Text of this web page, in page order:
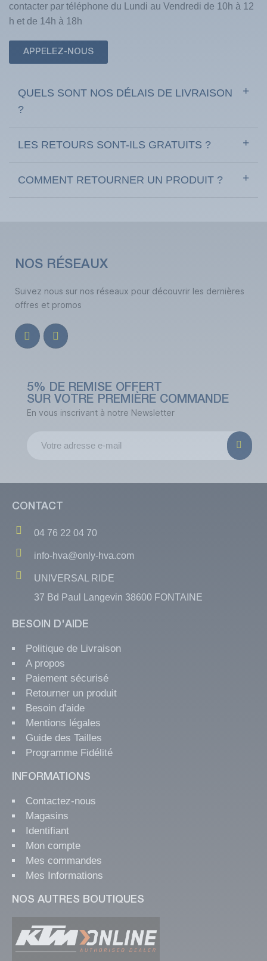
contacter par téléphone du Lundi au Vendredi de 10h à 12
h et de 14h à 18h
APPELEZ-NOUS
QUELS SONT NOS DÉLAIS DE LIVRAISON
?
LES RETOURS SONT-ILS GRATUITS ?
COMMENT RETOURNER UN PRODUIT ?
NOS RÉSEAUX
Suivez nous sur nos réseaux pour découvrir les dernières
offres et promos
5% DE REMISE OFFERT
SUR VOTRE PREMIÈRE COMMANDE
En vous inscrivant à notre Newsletter
CONTACT
04 76 22 04 70
info-hva@only-hva.com
UNIVERSAL RIDE
37 Bd Paul Langevin 38600 FONTAINE
BESOIN D'AIDE
Politique de Livraison
A propos
Paiement sécurisé
Retourner un produit
Besoin d'aide
Mentions légales
Guide des Tailles
Programme Fidélité
INFORMATIONS
Contactez-nous
Magasins
Identifiant
Mon compte
Mes commandes
Mes Informations
NOS AUTRES BOUTIQUES